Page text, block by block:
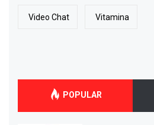
Video Chat Vitamina
POPULAR